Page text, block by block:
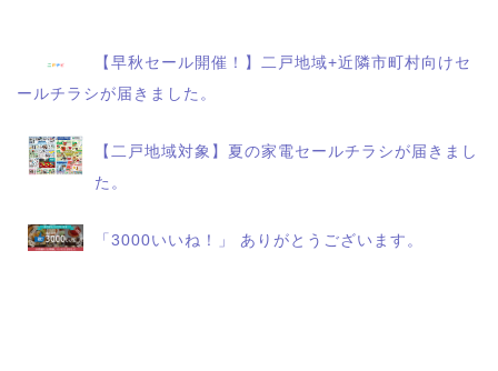
【早秋セール開催！】二戸地域+近隣市町村向けセ
ールチラシが届きました。
【二戸地域対象】夏の家電セールチラシが届きまし
た。
「3000いいね！」 ありがとうございます。